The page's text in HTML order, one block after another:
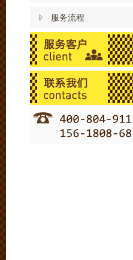
服务流程